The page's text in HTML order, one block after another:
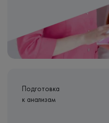
Подготовка
к анализам